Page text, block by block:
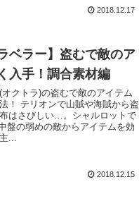
2018.12.17
ベラー】盗むで敵のア
入手！調合素材編
クトラ)の盗むで敵のアイテム
！ テリオンで山賊や海賊から盗
はさびしい…。シャルロットで
盤の弱めの敵からアイテムを効
...
2018.12.15